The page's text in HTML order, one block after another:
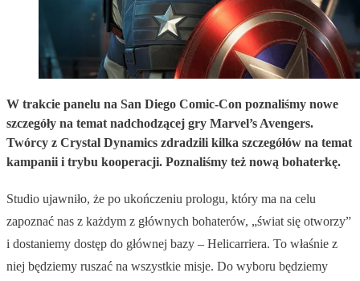
W trakcie panelu na San Diego Comic-Con poznaliśmy nowe
szczegóły na temat nadchodzącej gry Marvel’s Avengers.
Twórcy z Crystal Dynamics zdradzili kilka szczegółów na temat
kampanii i trybu kooperacji. Poznaliśmy też nową bohaterkę.
Studio ujawniło, że po ukończeniu prologu, który ma na celu
zapoznać nas z każdym z głównych bohaterów, „świat się otworzy”
i dostaniemy dostęp do głównej bazy – Helicarriera. To właśnie z
niej będziemy ruszać na wszystkie misje. Do wyboru będziemy